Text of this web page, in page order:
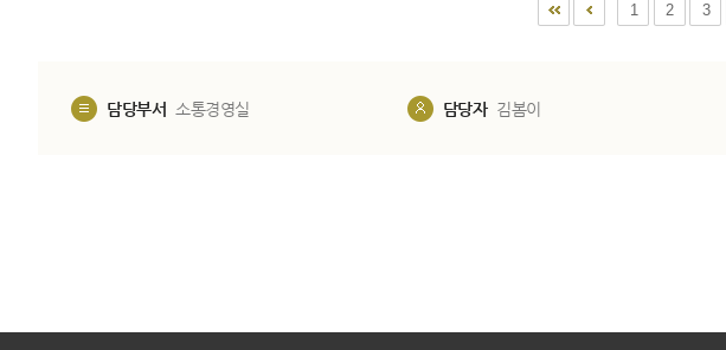
1 2 3
담당부서 소통경영실 담당자 김봄이